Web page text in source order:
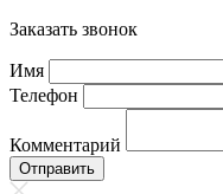
Заказать звонок
Имя
Телефон
Комментарий
Отправить